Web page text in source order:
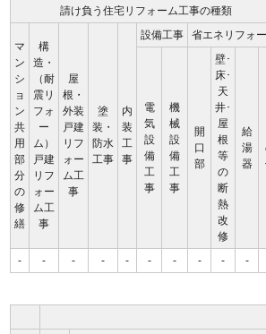
請け負う住宅リフォーム工事の種類
マ
ン
シ
ョ
ン
共
用
部
分
の
修
繕
構
造・
（耐
震リ
フォ
ー
ム）
戸建
リフ
ォー
ム工
事
屋
根・
外装
戸建
リフ
ォー
ム工
事
塗
装・
防水
工事
内
装
工
事
設備工事 省エネリフォ
電
気
設
備
工
事
機
械
設
備
工
事
開
口
部
壁･
床･
天
井･
屋
根
等
の
断
熱
改
修
給
湯
器
- - - - - - - - - -